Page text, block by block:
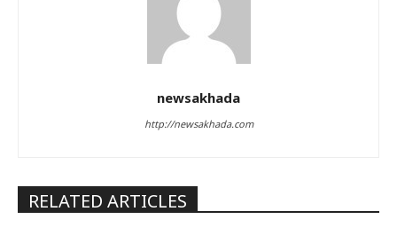
newsakhada
http://newsakhada.com
RELATED ARTICLES